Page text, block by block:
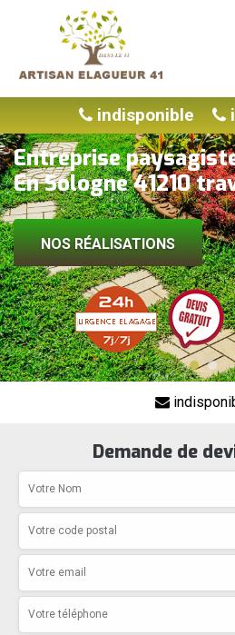
indisponible
Entreprise
En Sologne 41210
NOS RÉALISATIONS
Demande de